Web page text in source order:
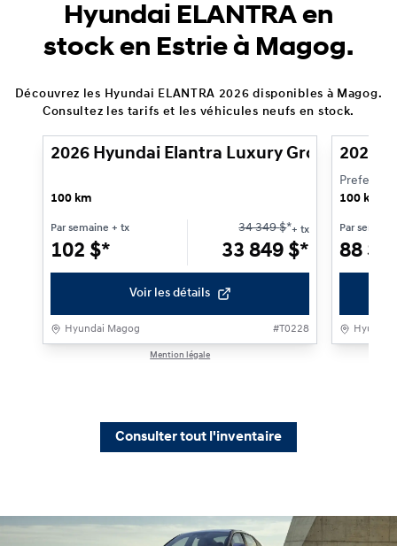
Hyundai ELANTRA en
stock en Estrie à Magog.
Découvrez les Hyundai ELANTRA 2026 disponibles à Magog.
Consultez les tarifs et les véhicules neufs en stock.
1/3
2026 Hyundai Elantra Luxury Groupe
100 km
Par semaine + tx
102 $*
34 349$*+ tx
33 849$*
Voir les détails
Hyundai Magog #T0228
Mention légale
2026
Preferred
100 km
Par
88$
Hyundai
Consulter tout l'inventaire